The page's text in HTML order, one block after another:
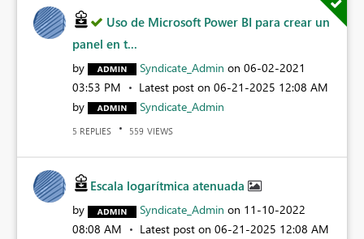
Uso de Microsoft Power BI para crear un
panel en t...
by Syndicate_Admin on ‎06-02-2021
03:53 PM
Latest post on ‎06-21-2025 12:08 AM
by
Syndicate_Admin
5 REPLIES 559 VIEWS
Escala logarítmica atenuada
by Syndicate_Admin on ‎11-10-2022
08:08 AM
Latest post on ‎06-21-2025 12:08 AM